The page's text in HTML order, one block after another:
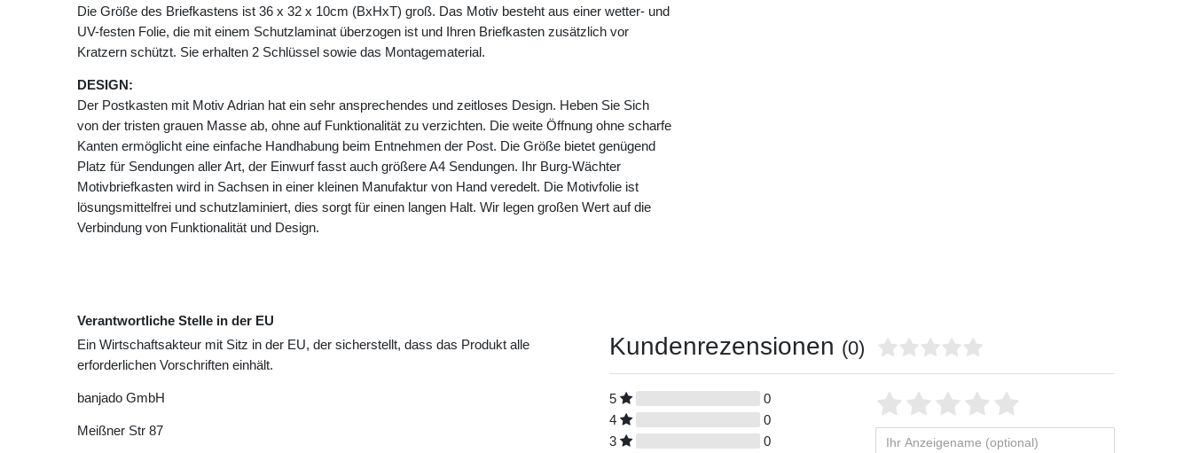
Die Größe des Briefkastens ist 36 x 32 x 10cm (BxHxT) groß. Das Motiv besteht aus einer wetter- und
UV-festen Folie, die mit einem Schutzlaminat überzogen ist und Ihren Briefkasten zusätzlich vor
Kratzern schützt. Sie erhalten 2 Schlüssel sowie das Montagematerial.
DESIGN:
Der Postkasten mit Motiv Adrian hat ein sehr ansprechendes und zeitloses Design. Heben Sie Sich
von der tristen grauen Masse ab, ohne auf Funktionalität zu verzichten. Die weite Öffnung ohne scharfe
Kanten ermöglicht eine einfache Handhabung beim Entnehmen der Post. Die Größe bietet genügend
Platz für Sendungen aller Art, der Einwurf fasst auch größere A4 Sendungen. Ihr Burg-Wächter
Motivbriefkasten wird in Sachsen in einer kleinen Manufaktur von Hand veredelt. Die Motivfolie ist
lösungsmittelfrei und schutzlaminiert, dies sorgt für einen langen Halt. Wir legen großen Wert auf die
Verbindung von Funktionalität und Design.
Verantwortliche Stelle in der EU
Ein Wirtschaftsakteur mit Sitz in der EU, der sicherstellt, dass das Produkt alle
erforderlichen Vorschriften einhält.
banjado GmbH
Meißner Str 87
Kundenrezensionen (0)
5
0
4
0
3
0